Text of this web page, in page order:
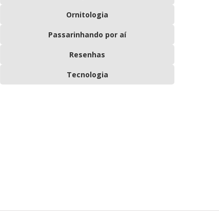
Ornitologia
Passarinhando por aí
Resenhas
Tecnologia